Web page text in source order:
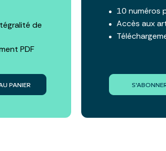
de
PDF
PANIER
10 numéros
Accès aux